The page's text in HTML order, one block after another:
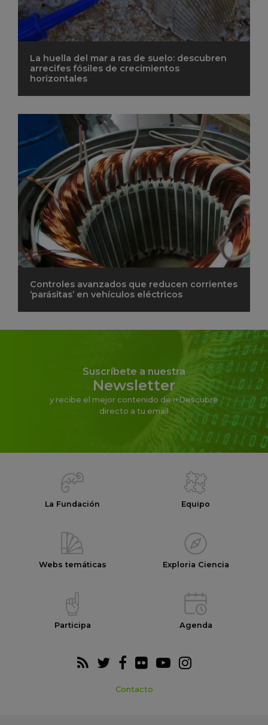
La huella del mar a ras de suelo: descubren
arrecifes fósiles de crecimientos
horizontales
Controles avanzados que reducen corrientes
‘parásitas’ en vehículos eléctricos
Suscríbete a nuestra
Newsletter
y recibe el mejor contenido de i+Descubre
directo a tu email
La Fundación Equipo
Webs temáticas Exploria Ciencia
Participa Agenda
Contacto